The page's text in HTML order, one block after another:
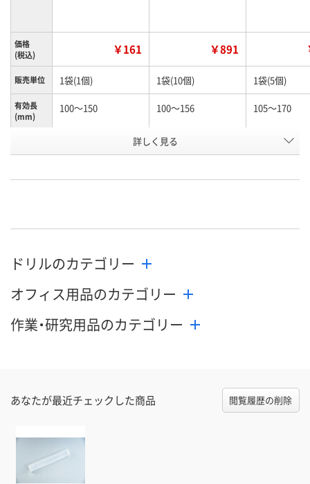
価格
(税込)
￥161 ￥891
販売単位 1袋(1個) 1袋(10個) 1袋(5個)
有効長
(mm)
100～150 100～156 105～170
N261156 K960603
カゴへ
詳しく見る
ドリルのカテゴリー
オフィス用品のカテゴリー
作業・研究用品のカテゴリー
あなたが最近チェックした商品 閲覧履歴の削除